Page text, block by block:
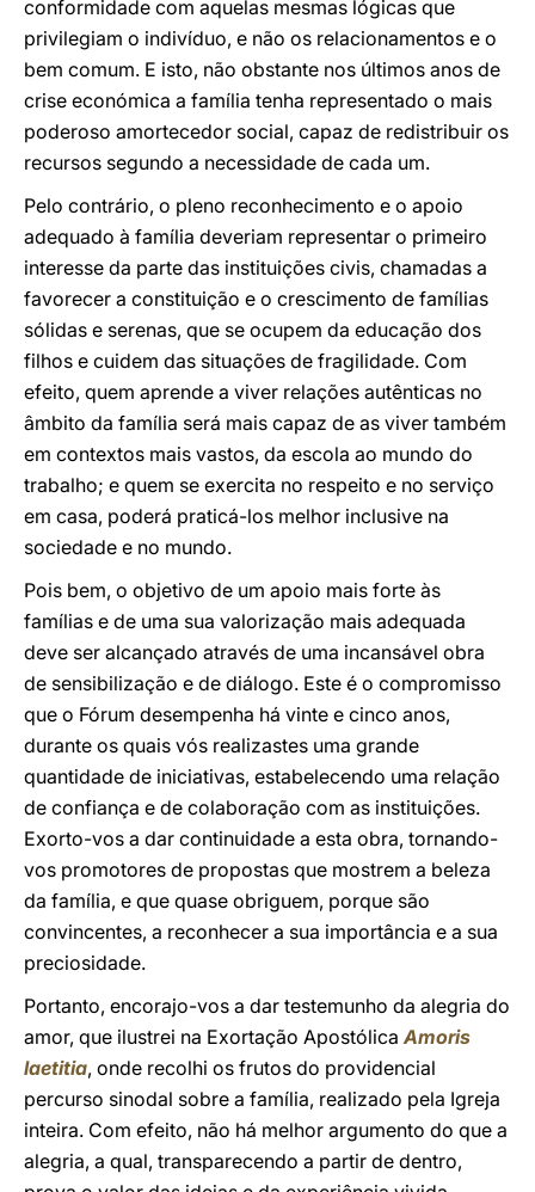
conformidade com aquelas mesmas lógicas que
privilegiam o indivíduo, e não os relacionamentos e o
bem comum. E isto, não obstante nos últimos anos de
crise económica a família tenha representado o mais
poderoso amortecedor social, capaz de redistribuir os
recursos segundo a necessidade de cada um.
Pelo contrário, o pleno reconhecimento e o apoio
adequado à família deveriam representar o primeiro
interesse da parte das instituições civis, chamadas a
favorecer a constituição e o crescimento de famílias
sólidas e serenas, que se ocupem da educação dos
filhos e cuidem das situações de fragilidade. Com
efeito, quem aprende a viver relações autênticas no
âmbito da família será mais capaz de as viver também
em contextos mais vastos, da escola ao mundo do
trabalho; e quem se exercita no respeito e no serviço
em casa, poderá praticá-los melhor inclusive na
sociedade e no mundo.
Pois bem, o objetivo de um apoio mais forte às
famílias e de uma sua valorização mais adequada
deve ser alcançado através de uma incansável obra
de sensibilização e de diálogo. Este é o compromisso
que o Fórum desempenha há vinte e cinco anos,
durante os quais vós realizastes uma grande
quantidade de iniciativas, estabelecendo uma relação
de confiança e de colaboração com as instituições.
Exorto-vos a dar continuidade a esta obra, tornando-
vos promotores de propostas que mostrem a beleza
da família, e que quase obriguem, porque são
convincentes, a reconhecer a sua importância e a sua
preciosidade.
Portanto, encorajo-vos a dar testemunho da alegria do
amor, que ilustrei na Exortação ApostólicaAmoris
laetitia, onde recolhi os frutos do providencial
percurso sinodal sobre a família, realizado pela Igreja
inteira. Com efeito, não há melhor argumento do que a
alegria, a qual, transparecendo a partir de dentro,